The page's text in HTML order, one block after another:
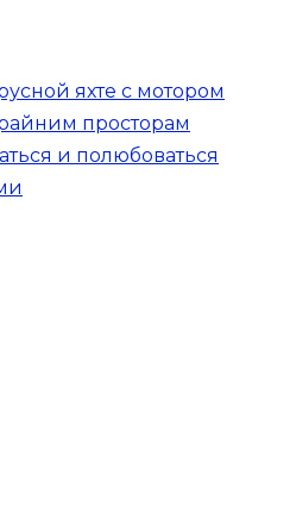
яхте с мотором
просторам
и полюбоваться